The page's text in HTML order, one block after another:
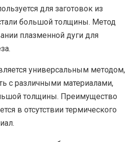
для заготовок из
большой толщины. Метод
плазменной дуги для
универсальным методом,
с различными материалами,
толщины. Преимущество
в отсутствии термического